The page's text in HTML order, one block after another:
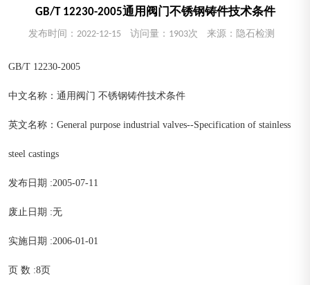
GB/T 12230-2005通用阀门不锈钢铸件技术条件
发布时间：2022-12-15 访问量：1903次 来源：隐石检测
GB/T 12230-2005
中文名称：通用阀门 不锈钢铸件技术条件
英文名称：General purpose industrial valves--Specification of stainless
steel castings
发布日期 :2005-07-11
废止日期 :无
实施日期 :2006-01-01
页 数 :8页